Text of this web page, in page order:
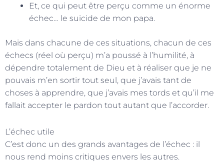
Et, ce qui peut être perçu comme un énorme
échec… le suicide de mon papa.
Mais dans chacune de ces situations, chacun de ces
échecs (réel où perçu) m’a poussé à l’humilité, à
dépendre totalement de Dieu et à réaliser que je ne
pouvais m’en sortir tout seul, que j’avais tant de
choses à apprendre, que j’avais mes tords et qu’il me
fallait accepter le pardon tout autant que l’accorder.
L’échec utile
C’est donc un des grands avantages de l’échec : il
nous rend moins critiques envers les autres.